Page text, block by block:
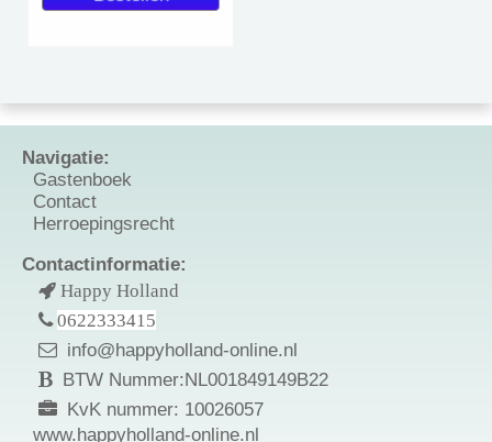
Navigatie:
Gastenboek
Contact
Herroepingsrecht
Contactinformatie:
Happy Holland
0622333415
info@happyholland-online.nl
BTW Nummer:NL001849149B22
KvK nummer: 10026057
www.happyholland-online.nl